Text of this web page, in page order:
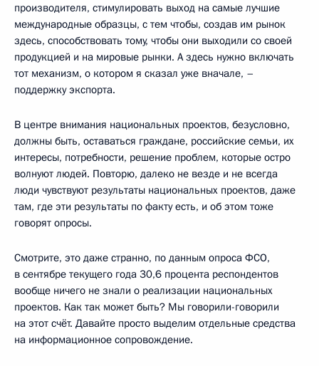
производителя, стимулировать выход на самые лучшие
международные образцы, с тем чтобы, создав им рынок
здесь, способствовать тому, чтобы они выходили со своей
продукцией и на мировые рынки. А здесь нужно включать
тот механизм, о котором я сказал уже вначале, –
поддержку экспорта.
В центре внимания национальных проектов, безусловно,
должны быть, оставаться граждане, российские семьи, их
интересы, потребности, решение проблем, которые остро
волнуют людей. Повторю, далеко не везде и не всегда
люди чувствуют результаты национальных проектов, даже
там, где эти результаты по факту есть, и об этом тоже
говорят опросы.
Смотрите, это даже странно, по данным опроса ФСО,
в сентябре текущего года 30,6 процента респондентов
вообще ничего не знали о реализации национальных
проектов. Как так может быть? Мы говорили-говорили
на этот счёт. Давайте просто выделим отдельные средства
на информационное сопровождение.